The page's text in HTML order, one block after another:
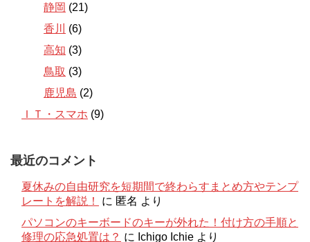
静岡 (21)
香川
(6)
高知 (3)
鳥取 (3)
鹿児島 (2)
ＩＴ・スマホ (9)
最近のコメント
夏休みの自由研究を短期間で終わらすまとめ方やテンプ
レートを解説！
に 匿名 より
パソコンのキーボードのキーが外れた！付け方の手順と
修理の応急処置は？ に Ichigo Ichie より